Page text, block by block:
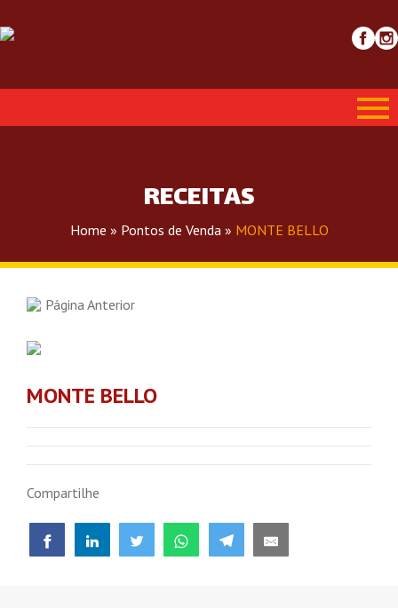
RECEITAS
Home » Pontos de Venda » MONTE BELLO
Página Anterior
MONTE BELLO
Compartilhe